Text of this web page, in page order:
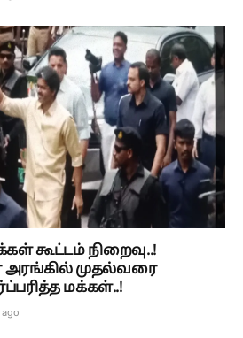
கூட்டம் நிறைவு..!
முதல்வரை
மக்கள்..!